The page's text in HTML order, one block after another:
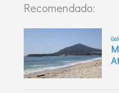
Recomendado: